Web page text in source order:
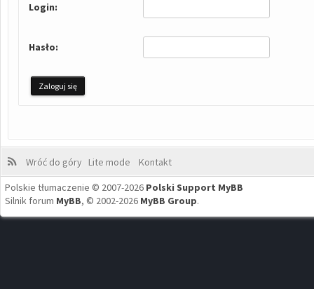
Login:
Hasło:
Wróć do góry Lite mode
Kontakt
Polskie tłumaczenie © 2007-2026 Polski Support MyBB
Silnik forum MyBB, © 2002-2026 MyBB Group.